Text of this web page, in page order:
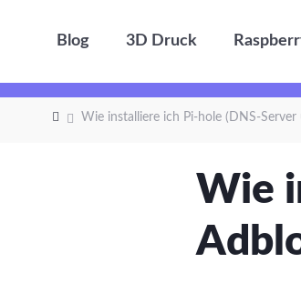
Blog 3D Druck
Wie installiere ich Pi-hole (DNS-
Wie